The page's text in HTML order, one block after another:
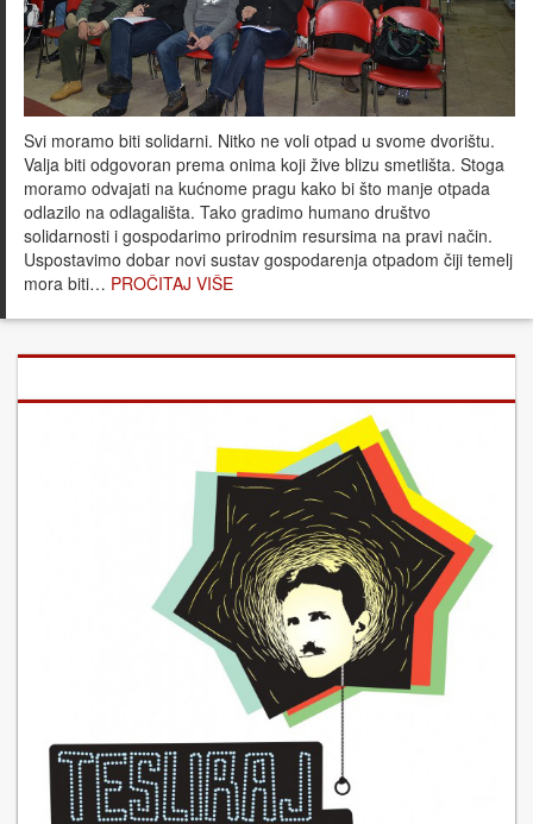
Svi moramo biti solidarni. Nitko ne voli otpad u svome dvorištu.
Valja biti odgovoran prema onima koji žive blizu smetlišta. Stoga
moramo odvajati na kućnome pragu kako bi što manje otpada
odlazilo na odlagališta. Tako gradimo humano društvo
solidarnosti i gospodarimo prirodnim resursima na pravi način.
Uspostavimo dobar novi sustav gospodarenja otpadom čiji temelj
mora biti… PROČITAJ VIŠE